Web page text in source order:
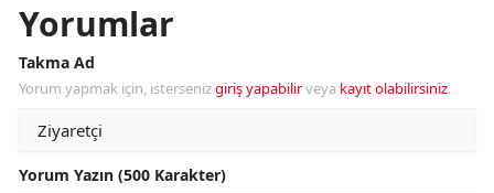
Yorumlar
Takma Ad
Yorum yapmak için, istersenizgiriş yapabilirveya kayıt olabilirsiniz.
Yorum Yazın (500 Karakter)